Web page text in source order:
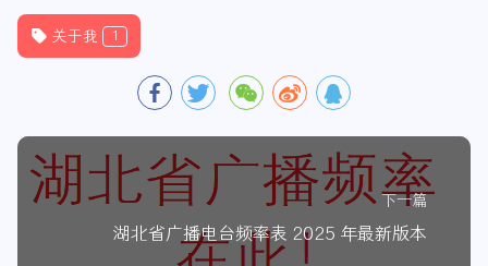
关于我 1
下一篇
湖北省广播电台频率表 2025 年最新版本